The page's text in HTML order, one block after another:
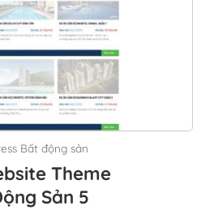
Bất động sản
Theme
Sản 5